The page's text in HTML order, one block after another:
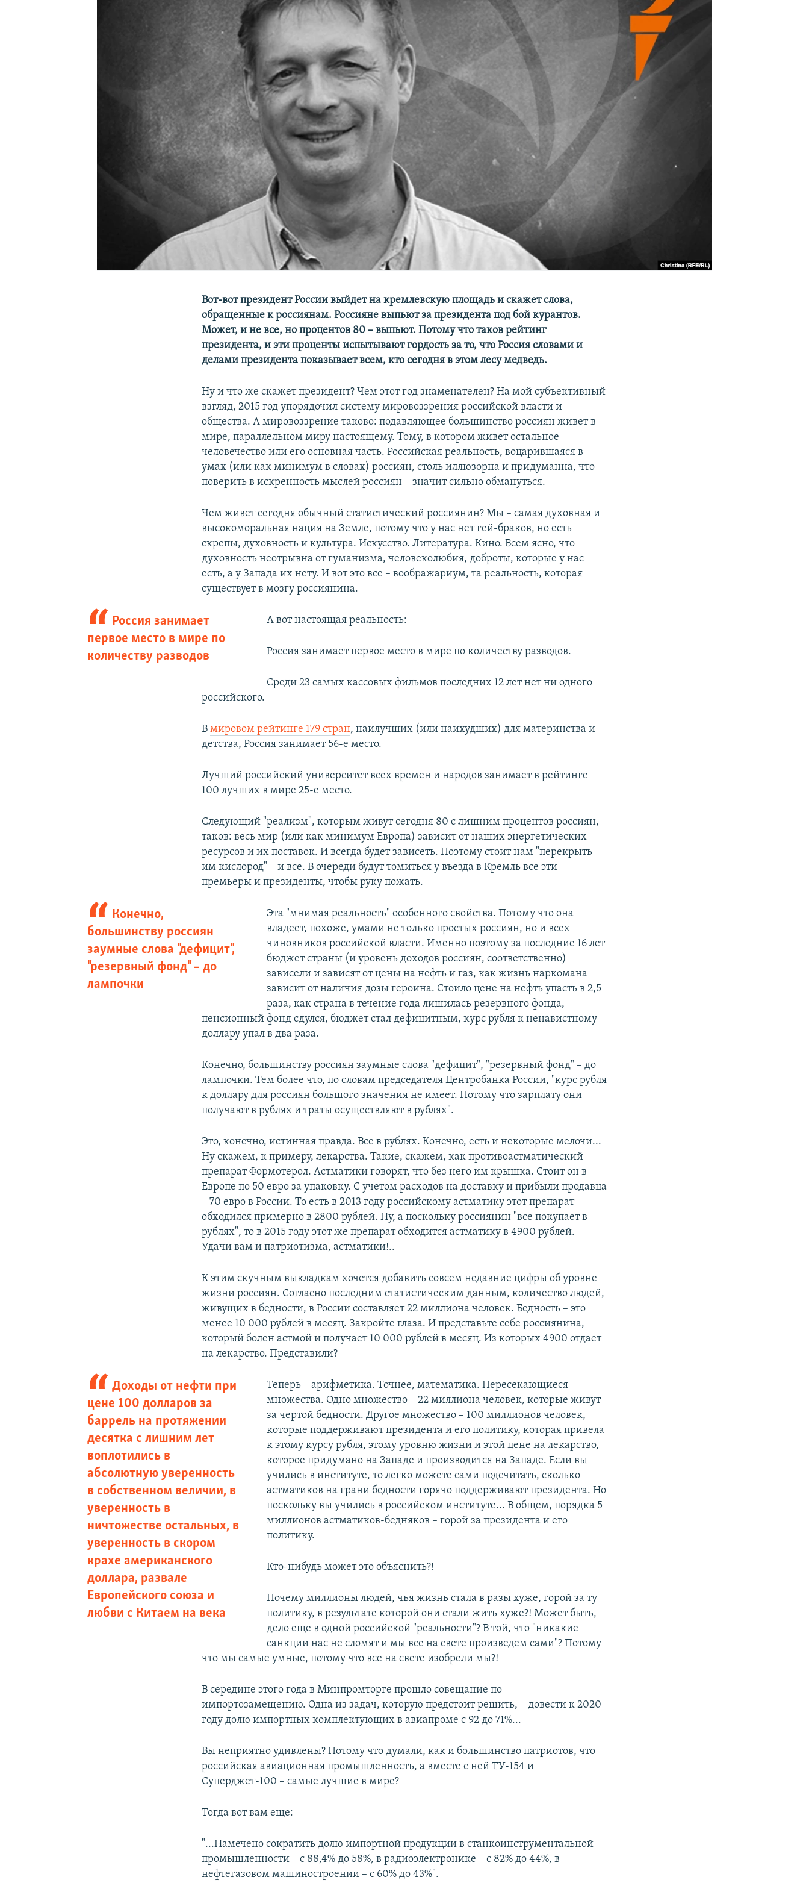
Вот-вот президент России выйдет на кремлевскую площадь и скажет слова,
обращенные к россиянам. Россияне выпьют за президента под бой курантов.
Может, и не все, но процентов 80 – выпьют. Потому что таков рейтинг
президента, и эти проценты испытывают гордость за то, что Россия словами и
делами президента показывает всем, кто сегодня в этом лесу медведь.
Ну и что же скажет президент? Чем этот год знаменателен? На мой субъективный
взгляд, 2015 год упорядочил систему мировоззрения российской власти и
общества. А мировоззрение таково: подавляющее большинство россиян живет в
мире, параллельном миру настоящему. Тому, в котором живет остальное
человечество или его основная часть. Российская реальность, воцарившаяся в
умах (или как минимум в словах) россиян, столь иллюзорна и придуманна, что
поверить в искренность мыслей россиян – значит сильно обмануться.
Чем живет сегодня обычный статистический россиянин? Мы – самая духовная и
высокоморальная нация на Земле, потому что у нас нет гей-браков, но есть
скрепы, духовность и культура. Искусство. Литература. Кино. Всем ясно, что
духовность неотрывна от гуманизма, человеколюбия, доброты, которые у нас
есть, а у Запада их нету. И вот это все – воображариум, та реальность, которая
существует в мозгу россиянина.
Россия занимает
первое место в мире по
количеству разводов
А вот настоящая реальность:
Россия занимает первое место в мире по количеству разводов.
Среди 23 самых кассовых фильмов последних 12 лет нет ни одного
российского.
Вмировом рейтинге 179 стран, наилучших (или наихудших) для материнства и
детства, Россия занимает 56-е место.
Лучший российский университет всех времен и народов занимает в рейтинге
100 лучших в мире 25-е место.
Следующий "реализм", которым живут сегодня 80 с лишним процентов россиян,
таков: весь мир (или как минимум Европа) зависит от наших энергетических
ресурсов и их поставок. И всегда будет зависеть. Поэтому стоит нам "перекрыть
им кислород" – и все. В очереди будут томиться у въезда в Кремль все эти
премьеры и президенты, чтобы руку пожать.
Конечно,
большинству россиян
заумные слова "дефицит",
"резервный фонд" – до
лампочки
Эта "мнимая реальность" особенного свойства. Потому что она
владеет, похоже, умами не только простых россиян, но и всех
чиновников российской власти. Именно поэтому за последние 16 лет
бюджет страны (и уровень доходов россиян, соответственно)
зависели и зависят от цены на нефть и газ, как жизнь наркомана
зависит от наличия дозы героина. Стоило цене на нефть упасть в 2,5
раза, как страна в течение года лишилась резервного фонда,
пенсионный фонд сдулся, бюджет стал дефицитным, курс рубля к ненавистному
доллару упал в два раза.
Конечно, большинству россиян заумные слова "дефицит", "резервный фонд" – до
лампочки. Тем более что, по словам председателя Центробанка России, "курс рубля
к доллару для россиян большого значения не имеет. Потому что зарплату они
получают в рублях и траты осуществляют в рублях".
Это, конечно, истинная правда. Все в рублях. Конечно, есть и некоторые мелочи...
Ну скажем, к примеру, лекарства. Такие, скажем, как противоастматический
препарат Формотерол. Астматики говорят, что без него им крышка. Стоит он в
Европе по 50 евро за упаковку. С учетом расходов на доставку и прибыли продавца
– 70 евро в России. То есть в 2013 году российскому астматику этот препарат
обходился примерно в 2800 рублей. Ну, а поскольку россиянин "все покупает в
рублях", то в 2015 году этот же препарат обходится астматику в 4900 рублей.
Удачи вам и патриотизма, астматики!..
К этим скучным выкладкам хочется добавить совсем недавние цифры об уровне
жизни россиян. Согласно последним статистическим данным, количество людей,
живущих в бедности, в России составляет 22 миллиона человек. Бедность – это
менее 10 000 рублей в месяц. Закройте глаза. И представьте себе россиянина,
который болен астмой и получает 10 000 рублей в месяц. Из которых 4900 отдает
на лекарство. Представили?
Доходы от нефти при
цене 100 долларов за
баррель на протяжении
десятка с лишним лет
воплотились в
абсолютную уверенность
в собственном величии, в
уверенность в
ничтожестве остальных, в
уверенность в скором
крахе американского
доллара, развале
Европейского союза и
любви с Китаем на века
Теперь – арифметика. Точнее, математика. Пересекающиеся
множества. Одно множество – 22 миллиона человек, которые живут
за чертой бедности. Другое множество – 100 миллионов человек,
которые поддерживают президента и его политику, которая привела
к этому курсу рубля, этому уровню жизни и этой цене на лекарство,
которое придумано на Западе и производится на Западе. Если вы
учились в институте, то легко можете сами подсчитать, сколько
астматиков на грани бедности горячо поддерживают президента. Но
поскольку вы учились в российском институте... В общем, порядка 5
миллионов астматиков-бедняков – горой за президента и его
политику.
Кто-нибудь может это объяснить?!
Почему миллионы людей, чья жизнь стала в разы хуже, горой за ту
политику, в результате которой они стали жить хуже?! Может быть,
дело еще в одной российской "реальности"? В той, что "никакие
санкции нас не сломят и мы все на свете произведем сами"? Потому
что мы самые умные, потому что все на свете изобрели мы?!
В середине этого года в Минпромторге прошло совещание по
импортозамещению. Одна из задач, которую предстоит решить, – довести к 2020
году долю импортных комплектующих в авиапроме с 92 до 71%...
Вы неприятно удивлены? Потому что думали, как и большинство патриотов, что
российская авиационная промышленность, а вместе с ней ТУ-154 и
Суперджет-100 – самые лучшие в мире?
Тогда вот вам еще:
"...Намечено сократить долю импортной продукции в станкоинструментальной
промышленности – с 88,4% до 58%, в радиоэлектронике – с 82% до 44%, в
нефтегазовом машиностроении – с 60% до 43%".